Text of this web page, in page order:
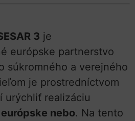
3 je
európske partnerstvo
súkromného a verejného
je prostredníctvom
urýchliť realizáciu
nebo. Na tento